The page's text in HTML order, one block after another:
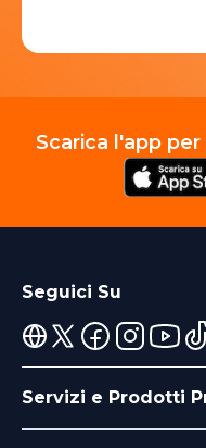
Scarica l'app
Seguici Su
Servizi e Prodotti